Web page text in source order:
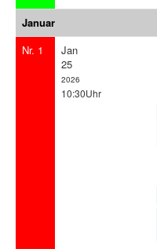
Januar
Nr. 1
Jan
25
2026
10:30Uhr